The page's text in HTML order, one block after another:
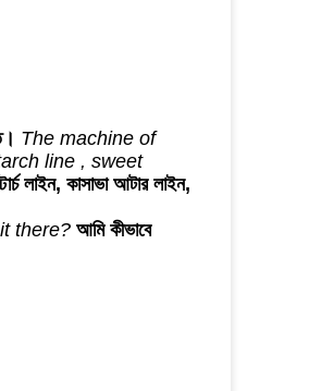
The machine of
line , sweet
লাইন, কাসাভা আটার লাইন,
there? আমি কীভাবে